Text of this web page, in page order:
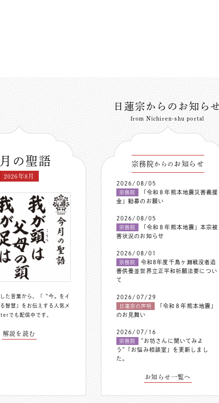
日蓮宗からのお知ら
from Nichiren-shu portal
の聖語
2026年8月
た言葉から、「〝今〟をイ
智慧」をお伝えする人気メ
でも配信中 です。
解説を読む
宗務院からの お知らせ
2026/08/05
宗務院
「令和８年熊本地震災害義援
金」勧募のお願い
2026/08/05
宗務院
「令和８年熊本地震」本宗被
害状況のお知らせ
2026/08/01
宗務院
令和8年度千鳥ヶ淵戦没者追
善供養並世界立正平和祈願法要につい
て
2026/07/29
日蓮宗の声明
「令和８年熊本地震」
のお見舞い
2026/07/16
宗務院
”お坊さんに聞いてみよ
う”「お悩み相談室」を更新しまし
た。
お知らせ一覧へ